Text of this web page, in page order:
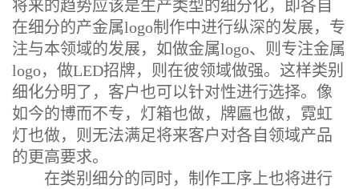
将来的趋势应该是生产类型的细分化，即各自
在细分的产金属logo制作中进行纵深的发展，专
注与本领域的发展，如做金属logo、则专注金属
logo，做LED招牌，则在彼领域做强。这样类别
细化分明了，客户也可以针对性进行选择。像
如今的博而不专，灯箱也做，牌匾也做，霓虹
灯也做，则无法满足将来客户对各自领域产品
的更高要求。
在类别细分的同时，制作工序上也将进行